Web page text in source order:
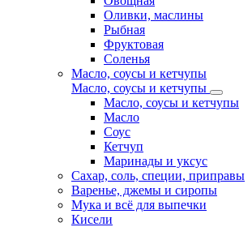
Оливки, маслины
Рыбная
Фруктовая
Соленья
Масло, соусы и кетчупы
Масло, соусы и кетчупы
Масло, соусы и кетчупы
Масло
Соус
Кетчуп
Маринады и уксус
Сахар, соль, специи, приправы
Варенье, джемы и сиропы
Мука и всё для выпечки
Кисели